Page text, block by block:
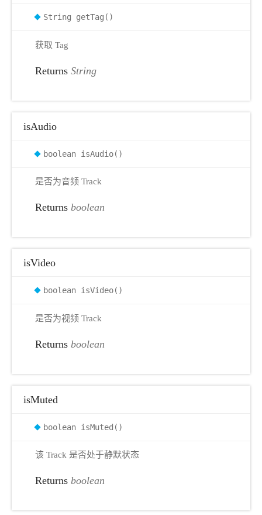
String getTag()
获取 Tag
Returns String
isAudio
boolean isAudio()
是否为音频 Track
Returns boolean
isVideo
boolean isVideo()
是否为视频 Track
Returns boolean
isMuted
boolean isMuted()
该 Track 是否处于静默状态
Returns boolean